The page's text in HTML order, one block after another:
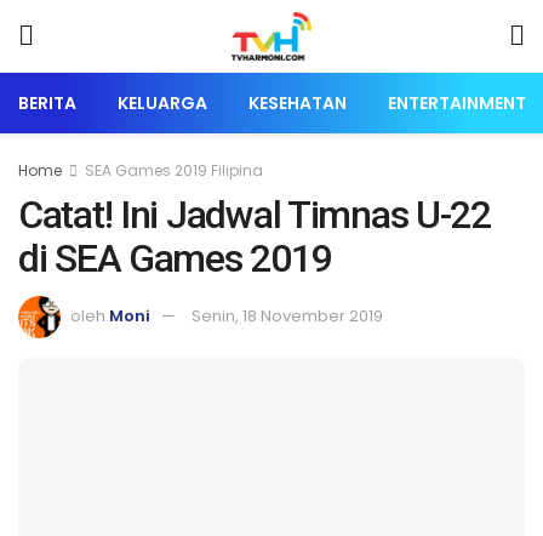
BERITA KELUARGA KESEHATAN ENTERTAINMENT
Home SEA Games 2019 Filipina
Catat! Ini Jadwal Timnas U-22
di SEA Games 2019
oleh Moni Senin, 18 November 2019